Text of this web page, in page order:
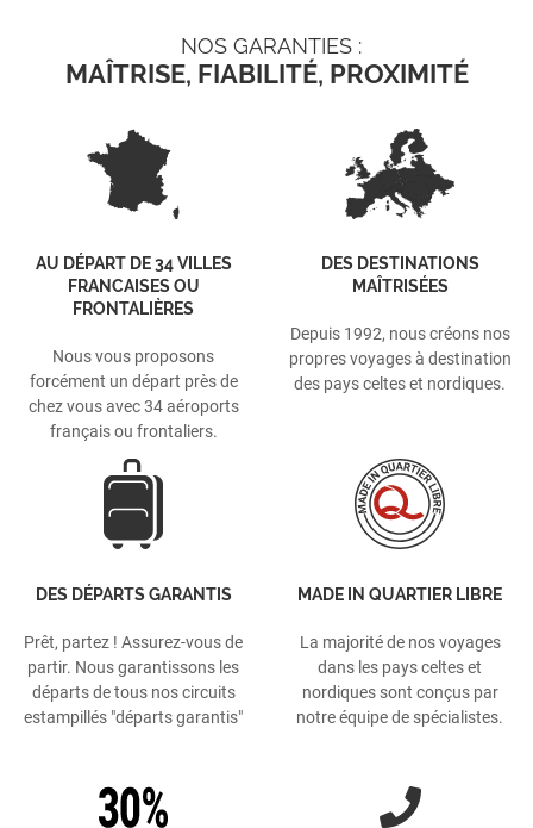
NOS GARANTIES :
MAÎTRISE, FIABILITÉ, PROXIMITÉ
AU DÉPART DE 34 VILLES
FRANCAISES OU
FRONTALIÈRES
Nous vous proposons
forcément un départ près de
chez vous avec 34 aéroports
français ou frontaliers.
DES DESTINATIONS
MAÎTRISÉES
Depuis 1992, nous créons nos
propres voyages à destination
des pays celtes et nordiques.
DES DÉPARTS GARANTIS
Prêt, partez ! Assurez-vous de
partir. Nous garantissons les
départs de tous nos circuits
estampillés "départs garantis"
MADE IN QUARTIER LIBRE
La majorité de nos voyages
dans les pays celtes et
nordiques sont conçus par
notre équipe de spécialistes.